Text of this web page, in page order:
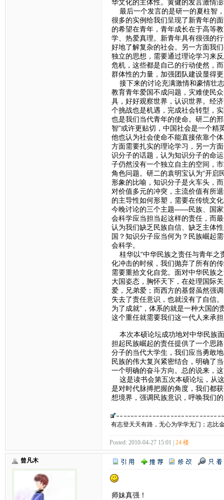
华文化的主体性。黄健的发言激情
最后一个发言的是研一的夏柱智
很多的实例给我们呈现了新青年的
的希望在青年，青年成长在于高等
学、热爱真理。新青年具有很强的
好地了解复杂的社会。另一方面我
独立的思想，需要通过理论学习来
危机，这些都是自己的行动使然，
群体性的力量，加强团队建设显得
接下来的讨论充满激情和豪情壮
教育青年爱国不成问题，灾难使民
具，好好观察世界，认识世界。经
个挑战也是机遇，完成社会转型，
也是我们当代青年的使命。研二的
智”或许更贴切，中国社会是一个精
他也认为社会使命不能直接依靠个
方面需要扎实的理论学习，另一方
识分子的话题，认为知识分子的命
子仍然没有一个独立自主的空间，
角色问题。研二的袁明宝认为“开启
形象的比喻，知识分子是火车头，
对价值多元的冲突，主流价值有所
的主导性如何形塑，需要在传统文
今晚讨论的三个主题——民族、国
会科学应当担当起这样的责任，而
认为我们缺乏民族自信、缺乏主体
国？知识分子应当何为？民族崛起
会科学。
桂华以“中华民族之责任与青年之
化冲击的时候，我们抛弃了所有的
需要重拾文化自觉。面对中华民族
大国姿态，胸怀天下，在处理国际
爱，兄弟爱；而西方的基督虽然强
失去了责任意识，也就没有了自信
为了成就”，体系的就是一种大国的
这个重任就需要我们这一代人来承
本次本硕论坛成功地对中华民族
担起民族崛起的责任提供了一个思
分子的当代大学生，我们应当勇敢
民族的伟大复兴紧密结合，明确了
一个明确的奋斗方向。总的说来，
这是读书会第五次本硕论坛，从
是对时代脉搏把握的角度，我们都
想境界，强调民族意识，呼唤我们
有志登天天有路，无心为学学无门；志比
Posted: 2010-04-27 15:01 | 24 楼
曾凡木
师妹真强！